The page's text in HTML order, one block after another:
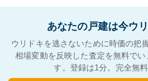
あなたの戸建は今ウ
ウリドキを逃さないために時価の把
相場変動を反映した査定を無料でい
す。登録は1分。完全無料